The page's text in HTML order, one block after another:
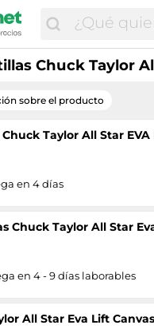
Chuck Taylor
sobre el producto
Taylor All Star
en 4 días
Chuck Taylor All Star
en 4 - 9 días laborables
All Star Eva Lift